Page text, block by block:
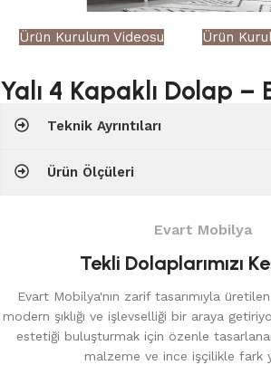
Ürün Kurulum Videosu Ürün
Yalı 4 Kapaklı Dolap –
Teknik Ayrıntıları
Ürün Ölçüleri
Evart Mobilya
Tekli Dolaplarımızı
Evart Mobilya'nın zarif tasarımıyla
modern şıklığı ve işlevselliği bir araya
estetiği buluşturmak için özenle
malzeme ve ince işçilikle fark